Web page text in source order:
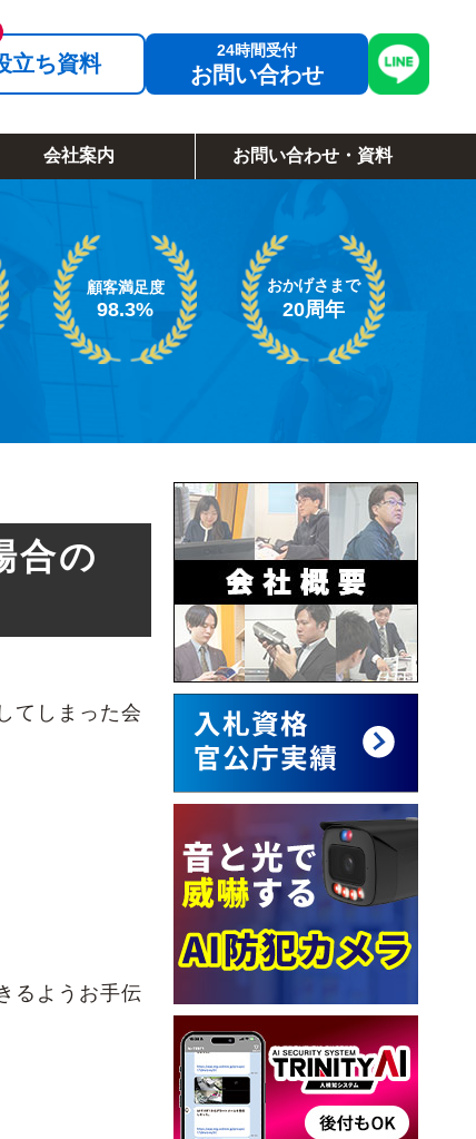
立ち資料 お問い合わせ
会社案内 お問い合わせ・資料
顧客満足度
98.3%
おかげさまで
20周年
合の
してしまった会
るようお手伝